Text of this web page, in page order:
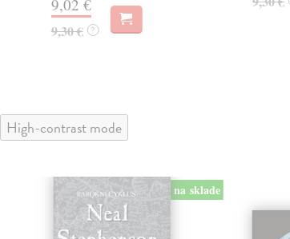
9,02 €
9,30 € ?
High-contrast mode
na sklade